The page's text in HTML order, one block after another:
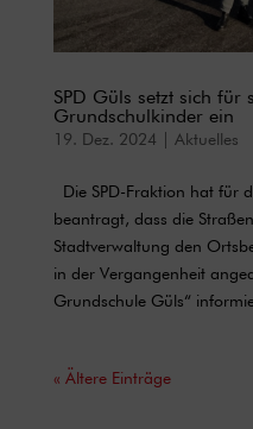
SPD Güls setzt sich für
Grundschulkinder
19. Dez. 2024 Aktuelles
Die SPD-Fraktion hat für
beantragt, dass die
Stadtverwaltung den
in der Vergangenheit
Grundschule Güls“
« Ältere Einträge